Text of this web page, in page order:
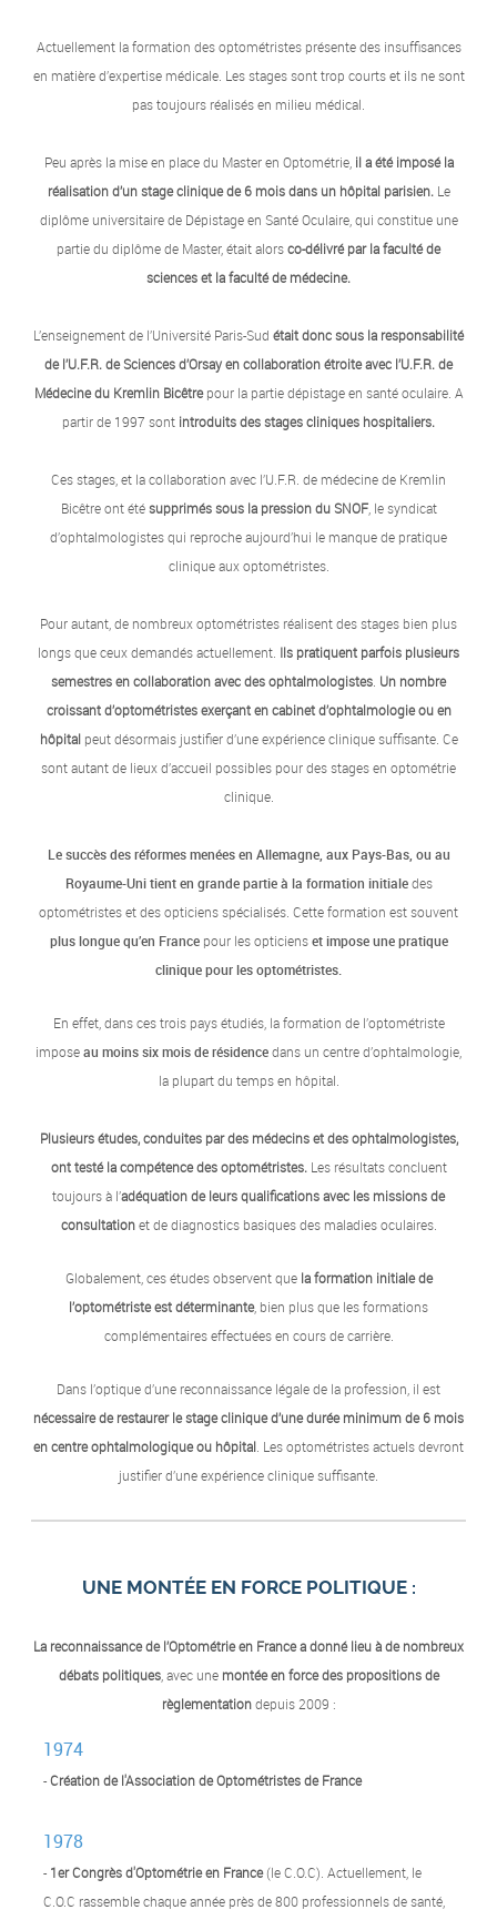
Actuellement la formation des optométristes présente des insuffisances
en matière d’expertise médicale. Les stages sont trop courts et ils ne sont
pas toujours réalisés en milieu médical.
Peu après la mise en place du Master en Optométrie,il a été imposé la
réalisation d’un stage clinique de 6 mois dans un hôpital parisien.Le
diplôme universitaire de Dépistage en Santé Oculaire, qui constitue une
partie du diplôme de Master, était alorsco-délivré par la faculté de
sciences et la faculté de médecine.
L’enseignement de l’Université Paris-Sud était donc sous la responsabilité
de l’U.F.R. de Sciences d’Orsay en collaboration étroite avec l’U.F.R. de
Médecine du Kremlin Bicêtrepour la partie dépistage en santé oculaire. A
partir de 1997 sont introduits des stages cliniques hospitaliers.
Ces stages, et la collaboration avec l’U.F.R. de médecine de Kremlin
Bicêtre ont étésupprimés sous la pression du SNOF, le syndicat
d’ophtalmologistes qui reproche aujourd’hui le manque de pratique
clinique aux optométristes.
Pour autant, de nombreux optométristes réalisent des stages bien plus
longs que ceux demandés actuellement. Ils pratiquent parfois plusieurs
semestres en collaboration avec des ophtalmologistes. Un nombre
croissant d’optométristes exerçant en cabinet d’ophtalmologie ou en
hôpitalpeut désormais justifier d’une expérience clinique suffisante. Ce
sont autant de lieux d’accueil possibles pour des stages en optométrie
clinique.
Le succès des réformes menées en Allemagne, aux Pays-Bas, ou au
Royaume-Uni tient en grande partie à la formation initialedes
optométristes et des opticiens spécialisés. Cette formation est souvent
plus longue qu’en Francepour les opticienset impose une pratique
clinique pour les optométristes.
En effet, dans ces trois pays étudiés, la formation de l’optométriste
imposeau moins six mois de résidencedans un centre d’ophtalmologie,
la plupart du temps en hôpital.
Plusieurs études, conduites par des médecins et des ophtalmologistes,
ont testé la compétence des optométristes.Les résultats concluent
toujours à l’adéquation de leurs qualifications avec les missions de
consultationet de diagnostics basiques des maladies oculaires.
Globalement, ces études observent que la formation initiale de
l’optométriste est déterminante, bien plus que les formations
complémentaires effectuées en cours de carrière.
Dans l’optique d’une reconnaissance légale de la profession, il est
nécessaire de restaurer le stage clinique d’une durée minimum de 6 mois
en centre ophtalmologique ou hôpital. Les optométristes actuels devront
justifier d’une expérience clinique suffisante.
UNE MONTÉE EN FORCE POLITIQUE :
La reconnaissance de l’Optométrie en France a donné lieu à de nombreux
débats politiques, avec une montée en force des propositions de
règlementationdepuis 2009 :
1974
-Création de l'Association de Optométristes de France
1978
- 1er Congrès d'Optométrie en France(le C.O.C). Actuellement, le
C.O.C rassemble chaque année près de 800 professionnels de santé,